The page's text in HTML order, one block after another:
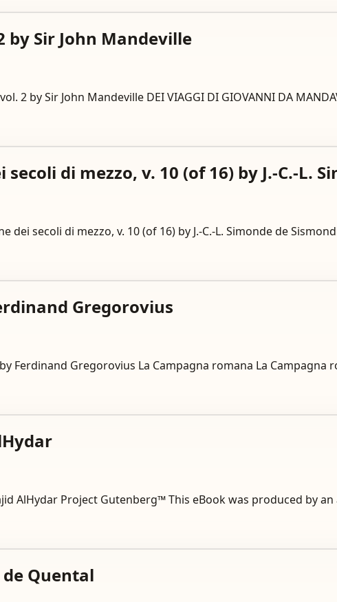
by Sir John Mandeville
by Sir John Mandeville DEI VIAGGI DI GIOVANNI DA
di mezzo, v. 10 (of 16) by J.-C.-L.
secoli di mezzo, v. 10 (of 16) by J.-C.-L. Simonde de Sismondi
Gregorovius
Ferdinand Gregorovius La Campagna romana La
AlHydar Project Gutenberg™ This eBook was produced by
Quental